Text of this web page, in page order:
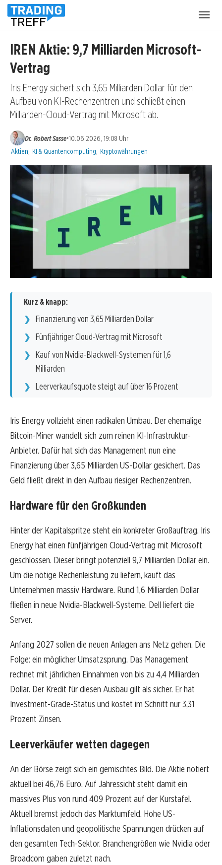
IREN Aktie: 9,7 Milliarden Microsoft-
Vertrag
Iris Energy sichert sich 3,65 Milliarden Dollar für den
Aufbau von KI-Rechenzentren und schließt einen
Milliarden-Cloud-Vertrag mit Microsoft ab.
Dr. Robert Sasse•10.06.2026, 19:08 Uhr
Kategorien:
Aktien KI & Quantencomputing Kryptowährungen
Kurz & knapp:
Finanzierung von 3,65 Milliarden Dollar
Fünfjähriger Cloud-Vertrag mit Microsoft
Kauf von Nvidia-Blackwell-Systemen für 1,6
Milliarden
Leerverkaufsquote steigt auf über 16 Prozent
Iris Energy vollzieht einen radikalen Umbau. Der ehemalige
Bitcoin-Miner wandelt sich zum reinen KI-Infrastruktur-
Anbieter. Dafür hat sich das Management nun eine
Finanzierung über 3,65 Milliarden US-Dollar gesichert. Das
Geld fließt direkt in den Aufbau riesiger Rechenzentren.
Hardware für den Großkunden
Hinter der Kapitalspritze steht ein konkreter Großauftrag. Iris
Energy hat einen fünfjährigen Cloud-Vertrag mit Microsoft
geschlossen. Dieser bringt potenziell 9,7 Milliarden Dollar ein.
Um die nötige Rechenleistung zu liefern, kauft das
Unternehmen massiv Hardware. Rund 1,6 Milliarden Dollar
fließen in neue Nvidia-Blackwell-Systeme. Dell liefert die
Server.
Anfang 2027 sollen die neuen Anlagen ans Netz gehen. Die
Folge: ein möglicher Umsatzsprung. Das Management
rechnet mit jährlichen Einnahmen von bis zu 4,4 Milliarden
Dollar. Der Kredit für diesen Ausbau gilt als sicher. Er hat
Investment-Grade-Status und kostet im Schnitt nur 3,31
Prozent Zinsen.
Leerverkäufer wetten dagegen
An der Börse zeigt sich ein gemischtes Bild. Die Aktie notiert
aktuell bei 46,76 Euro. Auf Jahressicht steht damit ein
massives Plus von rund 409 Prozent auf der Kurstafel.
Aktuell bremst jedoch das Marktumfeld. Hohe US-
Inflationsdaten und geopolitische Spannungen drücken auf
den gesamten Tech-Sektor. Branchengrößen wie Nvidia oder
Broadcom gaben zuletzt nach.